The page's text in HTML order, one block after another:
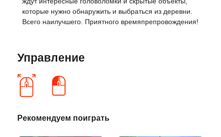
которые нужно обнаружить и выбраться из деревни.
Всего наилучшего. Приятного времяпрепровождения!
Управление
Рекомендуем поиграть